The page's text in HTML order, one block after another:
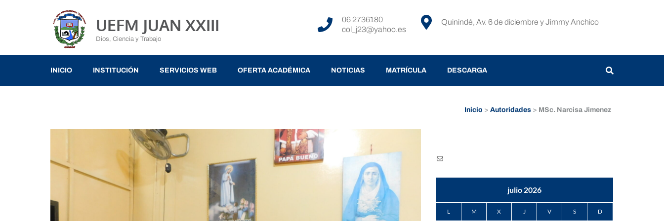
UEFM JUAN XXIII
Dios, Ciencia y Trabajo
Quinindé, Av. 6 de diciembre y Jimmy Anchico
06 2736180
col_j23@yahoo.es
INICIO INSTITUCIÓN SERVICIOS WEB OFERTA ACADÉMICA NOTICIAS MATRÍCULA DESCARGA
Inicio > Autoridades > MSc. Narcisa Jimenez
Correo
julio 2026
L M X J V S D